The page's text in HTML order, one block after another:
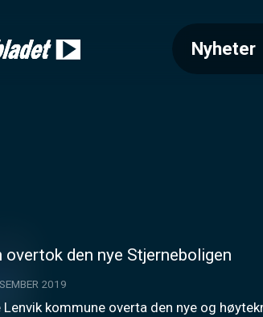
Nyheter
overtok den nye Stjerneboligen
2019
Lenvik kommune overta den nye og